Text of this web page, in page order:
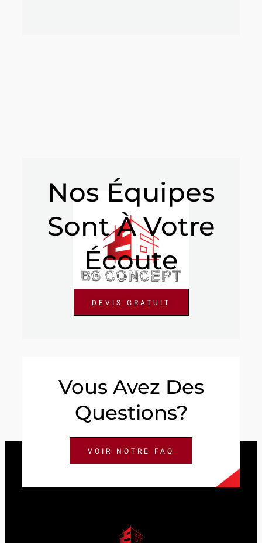
Nos Équipes
Sont À Votre
Écoute
DEVIS GRATUIT
Vous Avez Des
Questions?
VOIR NOTRE FAQ